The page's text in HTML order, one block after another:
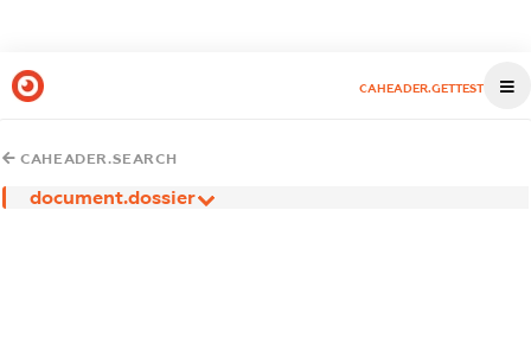
CAHEADER.GETTEST
CAHEADER.SEARCH
document.dossier